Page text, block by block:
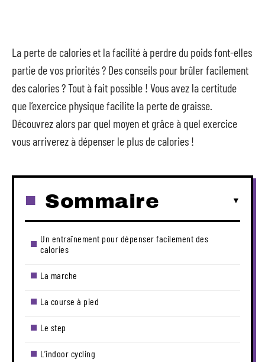
La perte de calories et la facilité à perdre du poids font-elles
partie de vos priorités ? Des conseils pour brûler facilement
des calories ? Tout à fait possible ! Vous avez la certitude
que l’exercice physique facilite la perte de graisse.
Découvrez alors par quel moyen et grâce à quel exercice
vous arriverez à dépenser le plus de calories !
Sommaire
Un entraînement pour dépenser facilement des
calories
La marche
La course à pied
Le step
L’indoor cycling